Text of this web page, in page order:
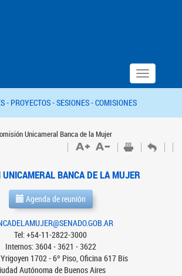
Toggle
navigation
- PROYECTOS -SESIONES -COMISIONES
Unicameral Banca de la Mujer
BANCA DE LA MUJER
Agenda de reunión
Tel: +54-11-2822-3000
Internos: 3604 - 3621 - 3622
1702 - 6º Piso, Oficina 617 Bis
Autónoma de Buenos Aires